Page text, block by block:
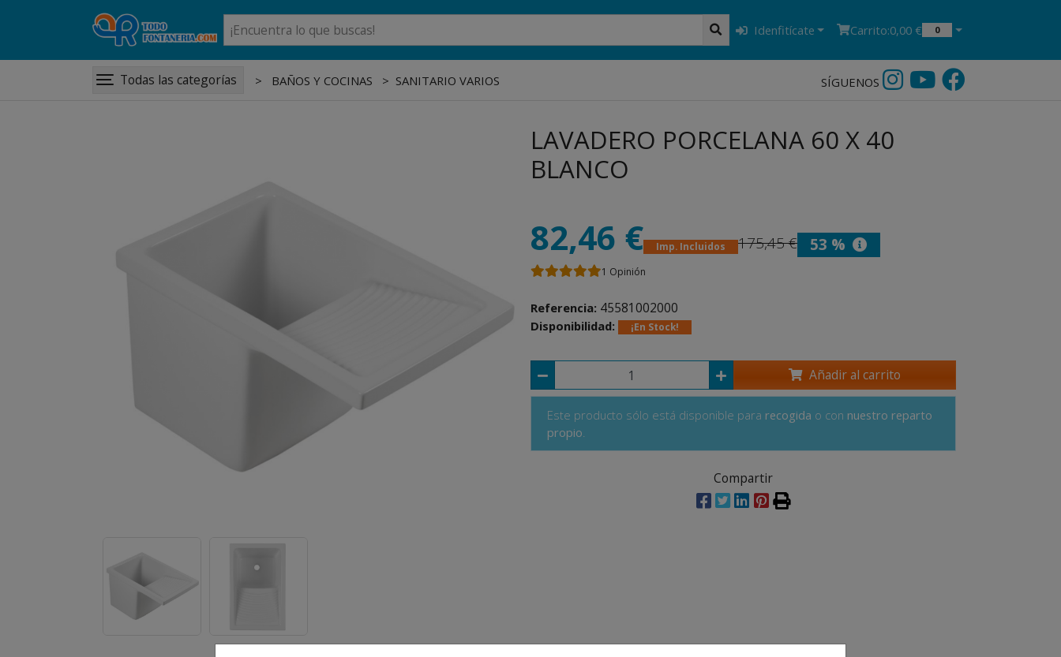
Idenfitícate Carrito:0,00 € 0
Todas las categorías BAÑOS Y COCINAS SANITARIO VARIOS SÍGUENOS
LAVADERO PORCELANA 60 X 40
BLANCO
82,46 € Imp. Incluidos 175,45 € 53 %
1 Opinión
Referencia: 45581002000
Disponibilidad: ¡En Stock!
Añadir al carrito
Este producto sólo está disponible para recogida o con nuestro reparto
propio.
Compartir